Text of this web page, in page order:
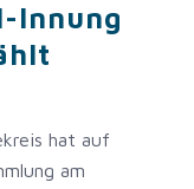
Innung
hat auf
am